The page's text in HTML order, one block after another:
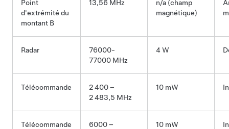
Point
d'extrémité du
montant B
13,56 MHz
n/a (champ
magnétique)
Radar
76000-
77000 MHz
4 W
Télécommande
2 400 –
2 483,5 MHz
10 mW
Télécommande
6000 –
10 mW